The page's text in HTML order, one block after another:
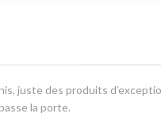
juste des produits
la porte.